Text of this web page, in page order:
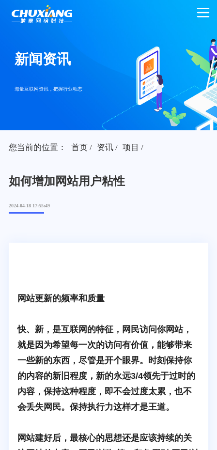
新闻资讯
海量互联网资讯，把握行业动态
您当前的位置： 首页/ 资讯/ 项目 /
如何增加网站用户粘性
2024-04-18 17:55:49
网站更新的频率和质量
快、新，是互联网的特征，网民访问你网站，
就是因为希望每一次的访问有价值，能够带来
一些新的东西，尽管是开个眼界。时刻保持你
的内容的新旧程度，新的永远3/4领先于过时的
内容，保持这种程度，即不会过度太累，也不
会丢失网民。保持执行力这样才是王道。
网站建好后，最核心的思想还是应该持续的关